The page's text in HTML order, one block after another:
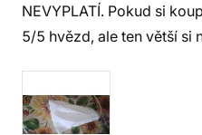
NEVYPLATÍ. Pokud si
5/5 hvězd, ale ten větší si